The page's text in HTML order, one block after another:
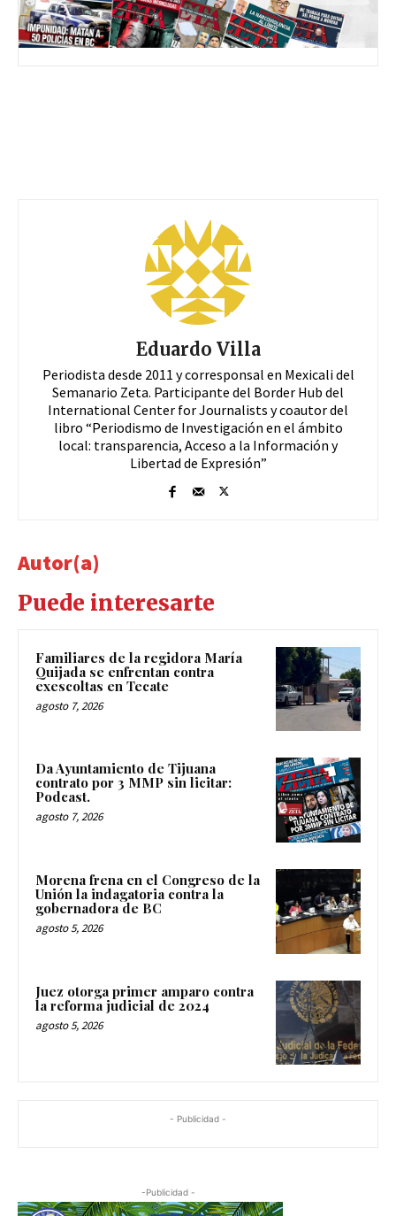
Eduardo Villa
Periodista desde 2011 y corresponsal en Mexicali del
Semanario Zeta. Participante del Border Hub del
International Center for Journalists y coautor del
libro “Periodismo de Investigación en el ámbito
local: transparencia, Acceso a la Información y
Libertad de Expresión”
Autor(a)
Puede interesarte
Familiares de la regidora María
Quijada se enfrentan contra
exescoltas en Tecate
agosto 7, 2026
Da Ayuntamiento de Tijuana
contrato por 3 MMP sin licitar:
Podcast.
agosto 7, 2026
Morena frena en el Congreso de la
Unión la indagatoria contra la
gobernadora de BC
agosto 5, 2026
Juez otorga primer amparo contra
la reforma judicial de 2024
agosto 5, 2026
- Publicidad -
-Publicidad -